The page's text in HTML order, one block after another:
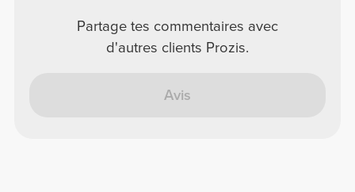
Partage tes commentaires avec
d'autres clients Prozis.
Avis